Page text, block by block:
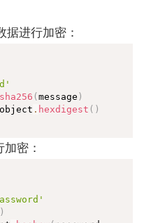
据进行加密：
sha256 (message )
. hexdigest ( )
密：
)